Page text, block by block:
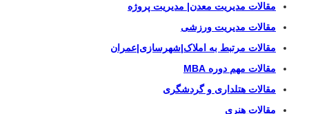
مقالات مدیریت معدن| مدیریت پروژه
مقالات مدیریت ورزشی
مقالات مرتبط به املاک|شهرسازی|عمران
مقالات مهم دوره MBA
مقالات هتلداری و گردشگری
مقالات هنری